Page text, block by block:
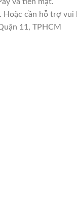
Hoặc cần hỗ trợ
11, TPHCM